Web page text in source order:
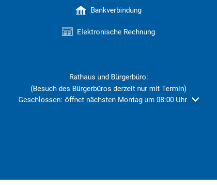
Bankverbindung
Elektronische Rechnung
Rathaus und Bürgerbüro:
(Besuch des Bürgerbüros derzeit nur mit Termin)
Klicken, um weitere Öffnungs- oder Schließzeiten
Geschlossen: öffnet nächsten Montag um 08:00 Uhr